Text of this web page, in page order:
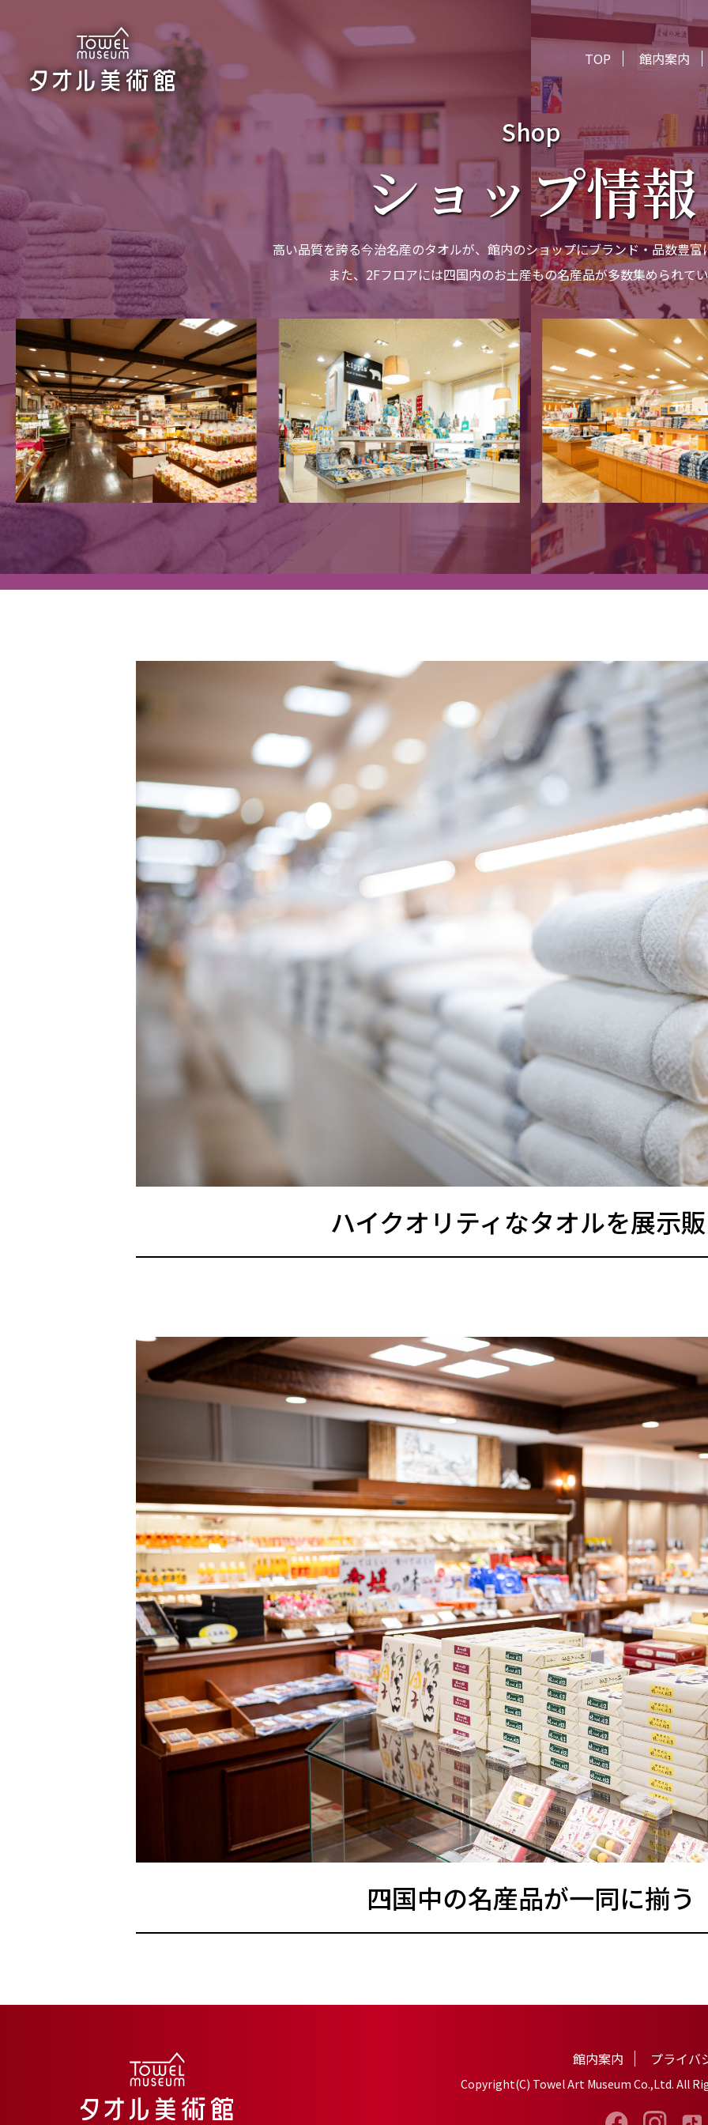
TOP 館内案内
Shop
ショップ情報
高い品質を誇る今治名産のタオルが、館内のショップにブランド・品数豊富
また、2Fフロアには四国内のお土産もの名産品が多数集められて
ハイクオリティなタオルを展示
四国中の名産品が一同に揃う
館内案内 プライバ
Copyright(C) Towel Art Museum Co.,Ltd. All